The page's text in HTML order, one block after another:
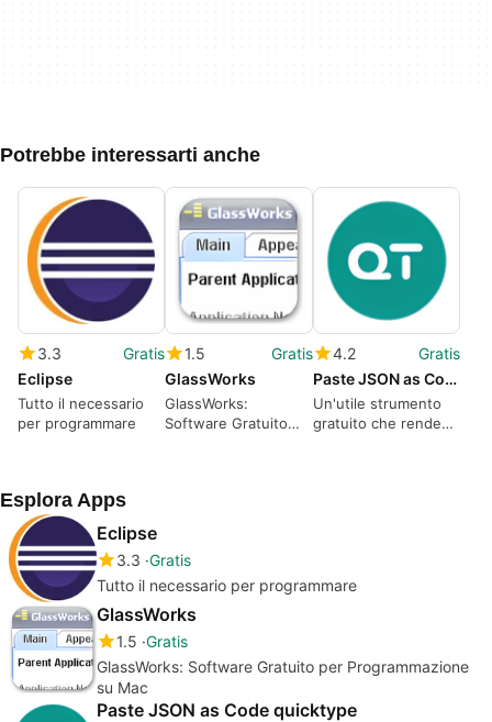
Potrebbe interessarti anche
3.3
Gratis
Eclipse
Tutto il necessario
per programmare
1.5
Gratis
GlassWorks
GlassWorks:
Software Gratuito
4.2
Gratis
Paste JSON as Code quicktype
Un'utile strumento
gratuito che rende
Esplora Apps
Eclipse
3.3 Gratis
Tutto il necessario per programmare
GlassWorks
1.5 Gratis
GlassWorks: Software Gratuito per Programmazione
su Mac
Paste JSON as Code quicktype